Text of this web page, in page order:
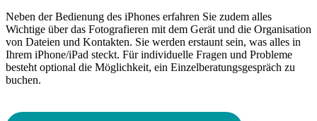
Neben der Bedienung des iPhones erfahren Sie zudem alles
Wichtige über das Fotografieren mit dem Gerät und die Organisation
von Dateien und Kontakten. Sie werden erstaunt sein, was alles in
Ihrem iPhone/iPad steckt. Für individuelle Fragen und Probleme
besteht optional die Möglichkeit, ein Einzelberatungsgespräch zu
buchen.